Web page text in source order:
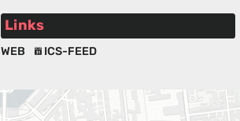
Links
WEB ICS-FEED